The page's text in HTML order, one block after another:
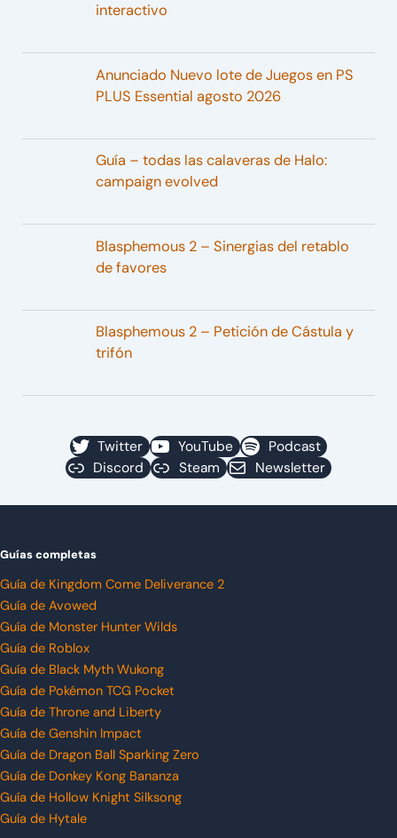
interactivo
Anunciado Nuevo lote de Juegos en PS
PLUS Essential agosto 2026
Guía – todas las calaveras de Halo:
campaign evolved
Blasphemous 2 – Sinergias del retablo
de favores
Blasphemous 2 – Petición de Cástula y
trifón
Twitter YouTube
Podcast
Discord
Steam Newsletter
Guías completas
Guía de Kingdom Come Deliverance 2
Guía de Avowed
Guía de Monster Hunter Wilds
Guía de Roblox
Guía de Black Myth Wukong
Guía de Pokémon TCG Pocket
Guía de Throne and Liberty
Guía de Genshin Impact
Guía de Dragon Ball Sparking Zero
Guía de Donkey Kong Bananza
Guía de Hollow Knight Silksong
Guía de Hytale